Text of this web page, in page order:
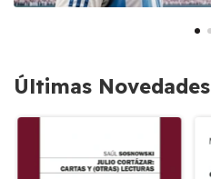
Últimas Novedades